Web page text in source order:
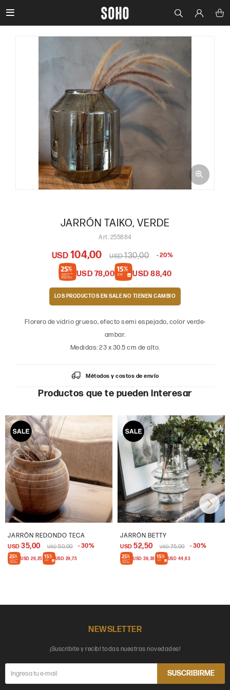

JARRÓN TAIKO, VERDE
255884
USD 104,00 USD130,00 20
USD 78,00 USD 88,40
LOS PRODUCTOS EN SALE
Florero de vidrio grueso, efecto semi espejado, color verde-
ambar.
Medidas: 23 x 30.5 cm de alto.
Métodos y costos de envío
Productos que te pueden interesar
JARRÓN REDONDO TECA
USD 35,00 USD 50,00 30
USD 26,25 USD 29,75
JARRÓN BETTY
USD 52,50 USD 75,00 30
USD 39,38 USD 44,63
NEWSLETTER
¡Suscribite y recibí todas nuestras novedades!
SUSCRIBIRME